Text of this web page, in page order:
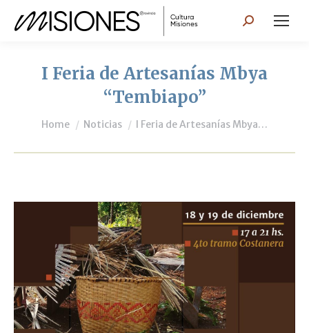
Search:
I Feria de Artesanías Mbya
“Tembiapo”
You are here:
Home Noticias I Feria de Artesanías Mbya…